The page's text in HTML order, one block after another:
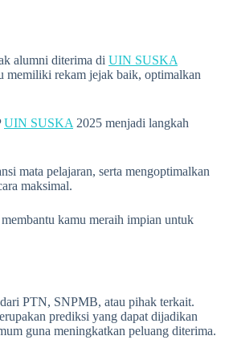
alumni diterima di UIN SUSKA
memiliki rekam jejak baik, optimalkan
UIN SUSKA 2025 menjadi langkah
mata pelajaran, serta mengoptimalkan
maksimal.
kamu meraih impian untuk
PTN, SNPMB, atau pihak terkait.
prediksi yang dapat dijadikan
guna meningkatkan peluang diterima.